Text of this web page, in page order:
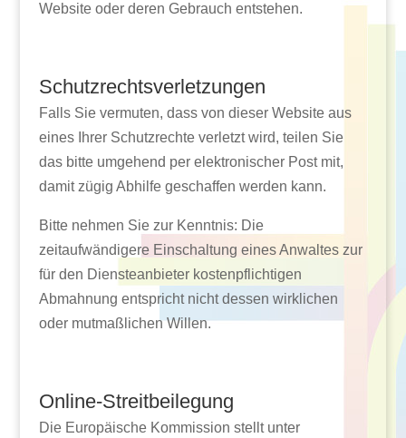
Website oder deren Gebrauch entstehen.
Schutzrechtsverletzungen
Falls Sie vermuten, dass von dieser Website aus
eines Ihrer Schutzrechte verletzt wird, teilen Sie
das bitte umgehend per elektronischer Post mit,
damit zügig Abhilfe geschaffen werden kann.
Bitte nehmen Sie zur Kenntnis: Die
zeitaufwändigere Einschaltung eines Anwaltes zur
für den Diensteanbieter kostenpflichtigen
Abmahnung entspricht nicht dessen wirklichen
oder mutmaßlichen Willen.
Online-Streitbeilegung
Die Europäische Kommission stellt unter